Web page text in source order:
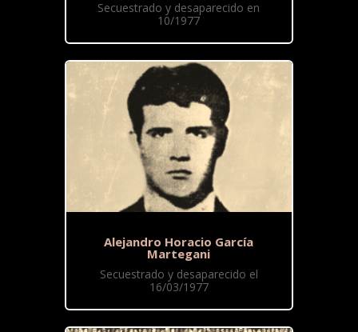
Secuestrado y desaparecido en
10/1977
Alejandro Horacio García
Martegani
Secuestrado y desaparecido el
16/03/1977